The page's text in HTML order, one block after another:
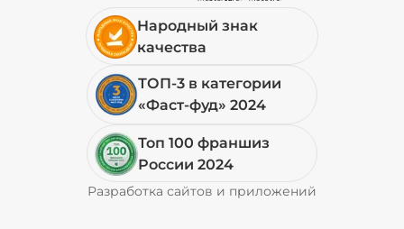
Народный знак
качества
ТОП-3 в категории
«Фаст-фуд» 2024
Топ 100 франшиз
России 2024
Разработка сайтов и приложений
Pyrobyte